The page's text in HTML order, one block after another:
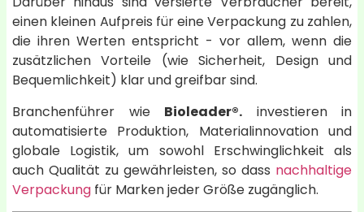
einen kleinen Aufpreis für eine Verpackung zu zahlen,
die ihren Werten entspricht - vor allem, wenn die
zusätzlichen Vorteile (wie Sicherheit, Design und
Bequemlichkeit) klar und greifbar sind.
Branchenführer wie Bioleader®. investieren in
automatisierte Produktion, Materialinnovation und
globale Logistik, um sowohl Erschwinglichkeit als
auch Qualität zu gewährleisten, so dass nachhaltige
Verpackung für Marken jeder Größe zugänglich.